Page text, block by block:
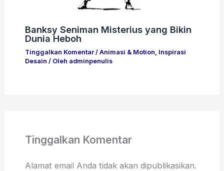
Banksy Seniman Misterius yang Bikin
Dunia Heboh
Tinggalkan Komentar / Animasi & Motion, Inspirasi
Desain / Oleh adminpenulis
Tinggalkan Komentar
Alamat email Anda tidak akan dipublikasikan.